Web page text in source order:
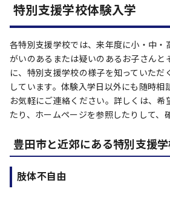
特別支援学校体験入学
各特別支援学校では、来年度に小・中・
がいのあるまたは疑いのあるお子さんと
に、特別支援学校の様子を知っていただ
しています。体験入学日以外にも随時相
お気軽にご連絡ください。詳しくは、希
たり、ホームページを参照したりして、
豊田市と近郊にある特別支援
肢体不自由